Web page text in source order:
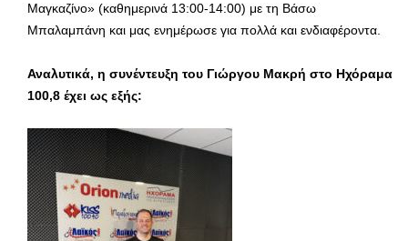
Μαγκαζίνο» (καθημερινά 13:00-14:00) με τη Βάσω
Μπαλαμπάνη και μας ενημέρωσε για πολλά και ενδιαφέροντα.
Αναλυτικά, η συνέντευξη του Γιώργου Μακρή στο Ηχόραμα
100,8 έχει ως εξής: